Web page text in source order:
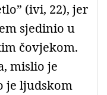
(ivi, 22), jer
sjedinio u
čovjekom.
mislio je
je ljudskom